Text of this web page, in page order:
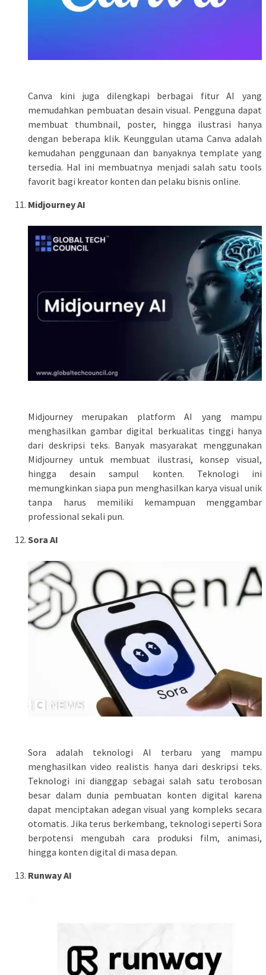
Canva kini juga dilengkapi berbagai fitur AI yang
memudahkan pembuatan desain visual. Pengguna dapat
membuat thumbnail, poster, hingga ilustrasi hanya
dengan beberapa klik. Keunggulan utama Canva adalah
kemudahan penggunaan dan banyaknya template yang
tersedia. Hal ini membuatnya menjadi salah satu tools
favorit bagi kreator konten dan pelaku bisnis online.
Midjourney AI
Midjourney merupakan platform AI yang mampu
menghasilkan gambar digital berkualitas tinggi hanya
dari deskripsi teks. Banyak masyarakat menggunakan
Midjourney untuk membuat ilustrasi, konsep visual,
hingga desain sampul konten. Teknologi ini
memungkinkan siapa pun menghasilkan karya visual unik
tanpa harus memiliki kemampuan menggambar
professional sekali pun.
Sora AI
Sora adalah teknologi AI terbaru yang mampu
menghasilkan video realistis hanya dari deskripsi teks.
Teknologi ini dianggap sebagai salah satu terobosan
besar dalam dunia pembuatan konten digital karena
dapat menciptakan adegan visual yang kompleks secara
otomatis. Jika terus berkembang, teknologi seperti Sora
berpotensi mengubah cara produksi film, animasi,
hingga konten digital di masa depan.
Runway AI